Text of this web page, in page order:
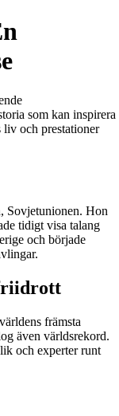
som kan inspirera
och prestationer
Sovjetunionen. Hon
tidigt visa talang
och började
främsta
även världsrekord.
och experter runt